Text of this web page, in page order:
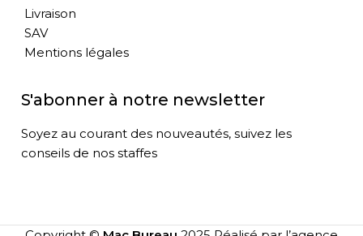
Livraison
SAV
Mentions légales
S'abonner à notre newsletter
Soyez au courant des nouveautés, suivez les
conseils de nos staffes